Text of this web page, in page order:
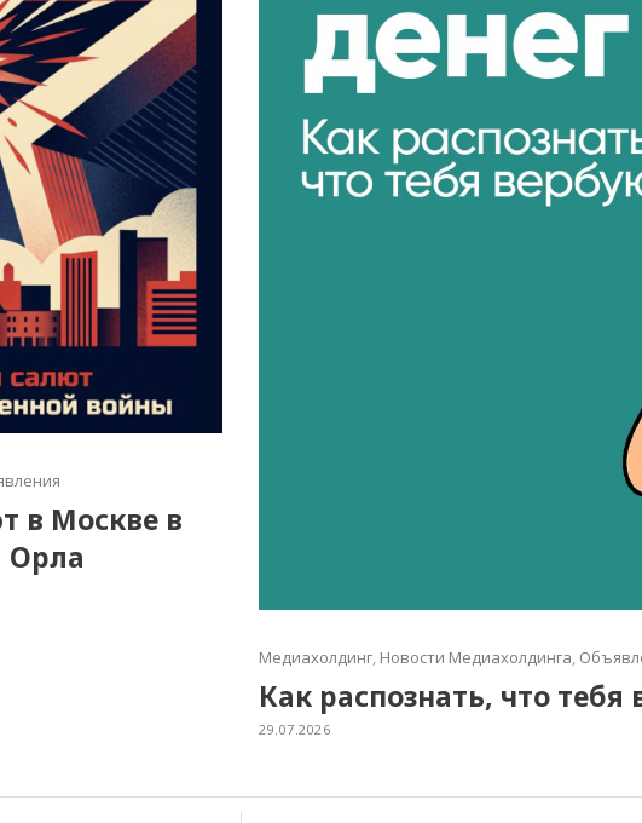
в Москве в
Орла
Медиахолдинг, Новости Медиахолдинга,
Как распознать, что тебя
29.07.2026